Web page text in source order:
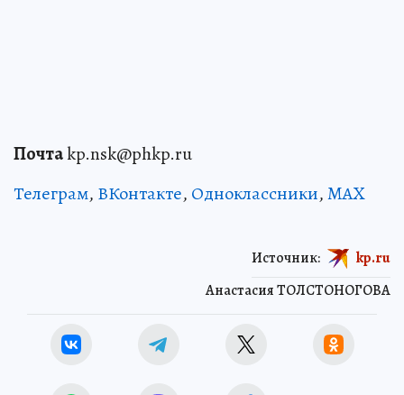
Почтаkp.nsk@phkp.ru
Телеграм, ВКонтакте, Одноклассники,MAX
Анастасия ТОЛСТОНОГОВА
Источник: kp.ru